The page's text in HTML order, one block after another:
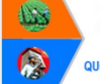
Kết nối tour, đẩy mạnh chuyển đổi số
để phát triển du lịch Đắk Lắk
Khởi động Dự án Đầu tư xây dựng hạ
tầng kỹ thuật Cụm công nghiệp Tân
Gặp mặt các cơ quan báo chí nhân Kỷ
niệm 101 năm Ngày Báo chí Cách
mạng Việt Nam